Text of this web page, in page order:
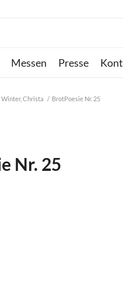
Messen Presse
Winter, Christa / BrotPoesie Nr. 25
Nr. 25